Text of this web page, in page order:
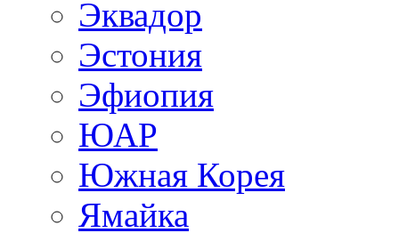
Эквадор
Эстония
Эфиопия
ЮАР
Южная Корея
Ямайка